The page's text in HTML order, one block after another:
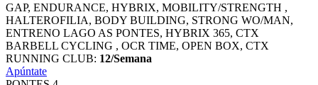
GAP, ENDURANCE, HYBRIX, MOBILITY/STRENGTH ,
HALTEROFILIA, BODY BUILDING, STRONG WO/MAN,
ENTRENO LAGO AS PONTES, HYBRIX 365, CTX
BARBELL CYCLING , OCR TIME, OPEN BOX, CTX
RUNNING CLUB: 12/Semana
Apúntate